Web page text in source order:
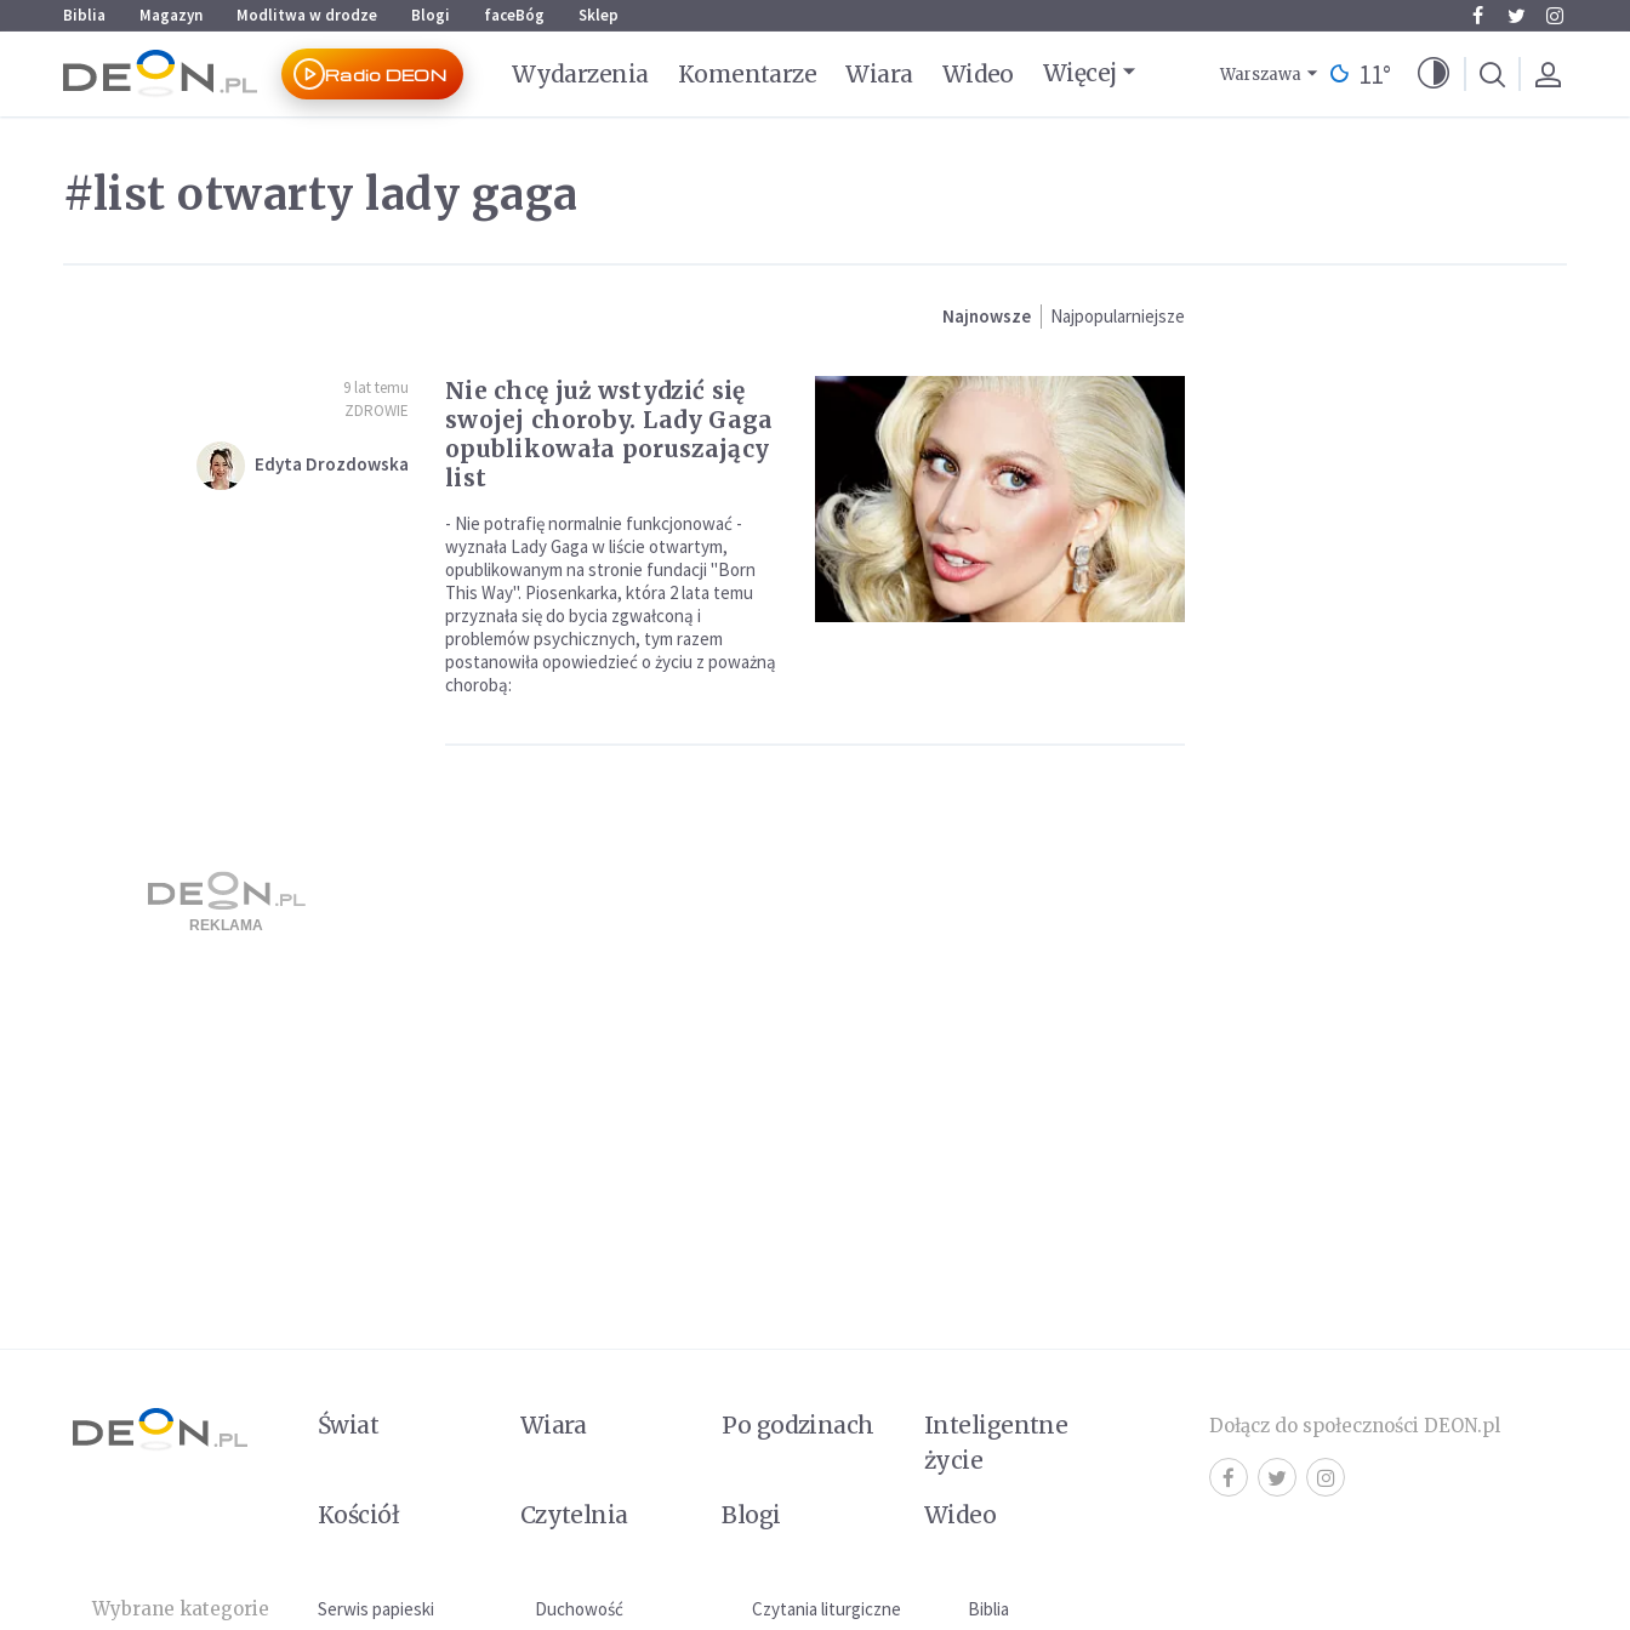
Przejdź do menu głównego
Przejdź do treści
Biblia Magazyn Modlitwa w drodze Blogi faceBóg Sklep
Radio DEON Wydarzenia Komentarze Wiara Wideo Więcej Warszawa 11°
#list otwarty lady gaga
Najnowsze Najpopularniejsze
9 lat temu
ZDROWIE
Edyta Drozdowska
Nie chcę już wstydzić się
swojej choroby. Lady Gaga
opublikowała poruszający
list
- Nie potrafię normalnie funkcjonować -
wyznała Lady Gaga w liście otwartym,
opublikowanym na stronie fundacji "Born
This Way". Piosenkarka, która 2 lata temu
przyznała się do bycia zgwałconą i
problemów psychicznych, tym razem
postanowiła opowiedzieć o życiu z poważną
chorobą:
Świat Wiara Po godzinach
Inteligentne
życie
Kościół
Czytelnia Blogi Wideo
Wybrane kategorie Serwis papieski Duchowość Czytania liturgiczne Biblia
Dołącz do społeczności DEON.pl